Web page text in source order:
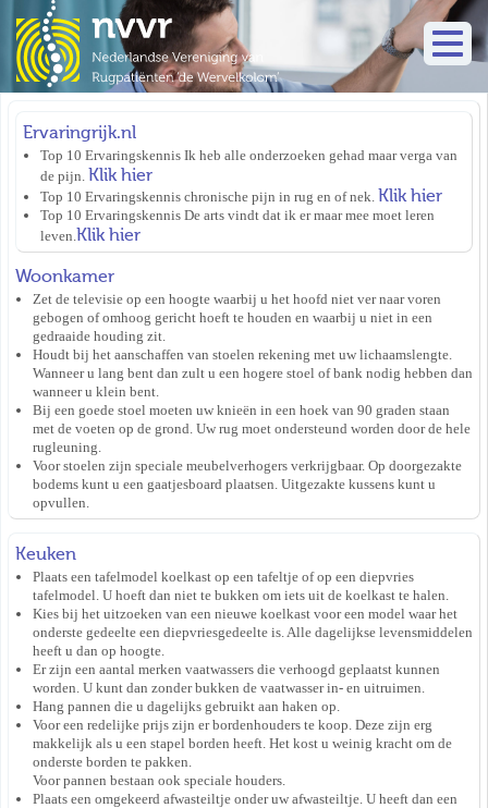
Ervaringrijk.nl
Top 10 Ervaringskennis Ik heb alle onderzoeken gehad maar verga van
de pijn. Klik hier
Top 10 Ervaringskennis chronische pijn in rug en of nek. Klik hier
Top 10 Ervaringskennis De arts vindt dat ik er maar mee moet leren
leven.Klik hier
Woonkamer
Zet de televisie op een hoogte waarbij u het hoofd niet ver naar voren
gebogen of omhoog gericht hoeft te houden en waarbij u niet in een
gedraaide houding zit.
Houdt bij het aanschaffen van stoelen rekening met uw lichaamslengte.
Wanneer u lang bent dan zult u een hogere stoel of bank nodig hebben dan
wanneer u klein bent.
Bij een goede stoel moeten uw knieën in een hoek van 90 graden staan
met de voeten op de grond. Uw rug moet ondersteund worden door de hele
rugleuning.
Voor stoelen zijn speciale meubelverhogers verkrijgbaar. Op doorgezakte
bodems kunt u een gaatjesboard plaatsen. Uitgezakte kussens kunt u
opvullen.
Keuken
Plaats een tafelmodel koelkast op een tafeltje of op een diepvries
tafelmodel. U hoeft dan niet te bukken om iets uit de koelkast te halen.
Kies bij het uitzoeken van een nieuwe koelkast voor een model waar het
onderste gedeelte een diepvriesgedeelte is. Alle dagelijkse levensmiddelen
heeft u dan op hoogte.
Er zijn een aantal merken vaatwassers die verhoogd geplaatst kunnen
worden. U kunt dan zonder bukken de vaatwasser in- en uitruimen.
Hang pannen die u dagelijks gebruikt aan haken op.
Voor een redelijke prijs zijn er bordenhouders te koop. Deze zijn erg
makkelijk als u een stapel borden heeft. Het kost u weinig kracht om de
onderste borden te pakken.
Voor pannen bestaan ook speciale houders.
Plaats een omgekeerd afwasteiltje onder uw afwasteiltje. U heeft dan een